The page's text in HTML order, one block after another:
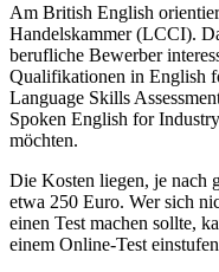
Am British English
Handelskammer (LCCI).
berufliche Bewerber
Qualifikationen in English
Language Skills
Spoken English for
möchten.
Die Kosten liegen, je nach
etwa 250 Euro. Wer sich
einen Test machen sollte,
einem Online-Test